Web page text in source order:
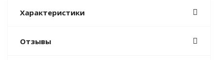
Характеристики
Отзывы